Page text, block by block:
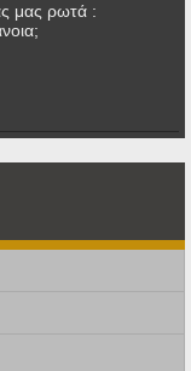
μας ρωτά :